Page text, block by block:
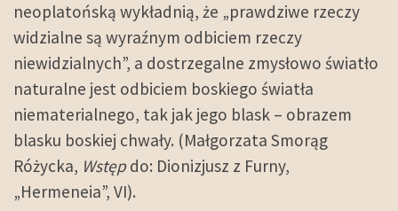
neoplatońską wykładnią, że „prawdziwe rzeczy
widzialne są wyraźnym odbiciem rzeczy
niewidzialnych”, a dostrzegalne zmysłowo światło
naturalne jest odbiciem boskiego światła
niematerialnego, tak jak jego blask – obrazem
blasku boskiej chwały. (Małgorzata Smorąg
Różycka, Wstępdo: Dionizjusz z Furny,
„Hermeneia”, VI).